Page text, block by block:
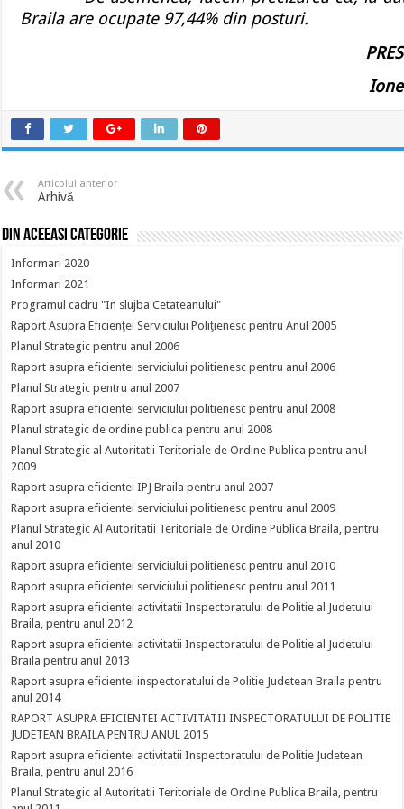
Braila are ocupate 97,44% din posturi.
Articolul anterior
Arhivă
Din aceeasi categorie
Informari 2020
Informari 2021
Programul cadru "In slujba Cetateanului"
Raport Asupra Eficienţei Serviciului Poliţienesc pentru Anul 2005
Planul Strategic pentru anul 2006
Raport asupra eficientei serviciului politienesc pentru anul 2006
Planul Strategic pentru anul 2007
Raport asupra eficientei serviciului politienesc pentru anul 2008
Planul strategic de ordine publica pentru anul 2008
Planul Strategic al Autoritatii Teritoriale de Ordine Publica pentru anul
2009
Raport asupra eficientei IPJ Braila pentru anul 2007
Raport asupra eficientei serviciului politienesc pentru anul 2009
Planul Strategic Al Autoritatii Teritoriale de Ordine Publica Braila, pentru
anul 2010
Raport asupra eficientei serviciului politienesc pentru anul 2010
Raport asupra eficientei serviciului politienesc pentru anul 2011
Raport asupra eficientei activitatii Inspectoratului de Politie al Judetului
Braila, pentru anul 2012
Raport asupra eficientei activitatii Inspectoratului de Politie al Judetului
Braila pentru anul 2013
Raport asupra eficientei inspectoratului de Politie Judetean Braila pentru
anul 2014
RAPORT ASUPRA EFICIENTEI ACTIVITATII INSPECTORATULUI DE POLITIE
JUDETEAN BRAILA PENTRU ANUL 2015
Raport asupra eficientei activitatii Inspectoratului de Politie Judetean
Braila, pentru anul 2016
Planul Strategic al Autoritatii Teritoriale de Ordine Publica Braila, pentru